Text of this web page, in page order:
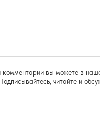
комментарии вы можете в
читайте и